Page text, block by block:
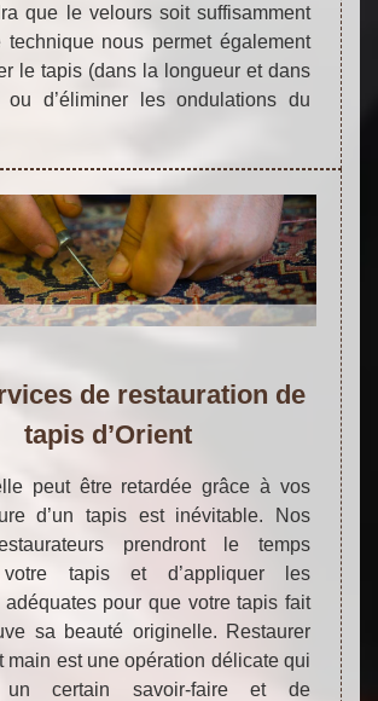
que le velours soit suffisamment
technique nous permet également
le tapis (dans la longueur et dans
ou d’éliminer les ondulations du
de restauration de
tapis d’Orient
peut être retardée grâce à vos
d’un tapis est inévitable. Nos
prendront le temps
votre tapis et d’appliquer les
adéquates pour que votre tapis fait
sa beauté originelle. Restaurer
main est une opération délicate qui
un certain savoir-faire et de